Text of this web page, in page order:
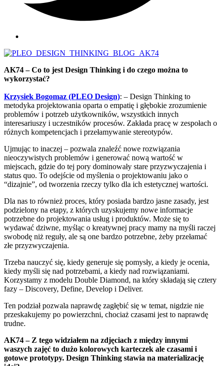
AK74 – Co to jest Design Thinking i do czego można to
wykorzystać?
Krzysiek Bogomaz (PLEO Design): – Design Thinking to
metodyka projektowania oparta o empatię i głębokie zrozumienie
problemów i potrzeb użytkowników, wszystkich innych
interesariuszy i uczestników procesów. Zakłada pracę w zespołach o
różnych kompetencjach i przełamywanie stereotypów.
Ujmując to inaczej – pozwala znaleźć nowe rozwiązania
nieoczywistych problemów i generować nową wartość w
miejscach, gdzie do tej pory dominowały stare przyzwyczajenia i
status quo. To odejście od myślenia o projektowaniu jako o
“dizajnie”, od tworzenia rzeczy tylko dla ich estetycznej wartości.
Dla nas to również proces, który posiada bardzo jasne zasady, jest
podzielony na etapy, z których uzyskujemy nowe informacje
potrzebne do projektowania usług i produktów. Może się to
wydawać dziwne, myśląc o kreatywnej pracy mamy na myśli raczej
swobodę niż reguły, ale są one bardzo potrzebne, żeby przełamać
złe przyzwyczajenia.
Trzeba nauczyć się, kiedy generuje się pomysły, a kiedy je ocenia,
kiedy myśli się nad potrzebami, a kiedy nad rozwiązaniami.
Korzystamy z modelu Double Diamond, na który składają się cztery
fazy – Discovery, Define, Develop i Deliver.
Ten podział pozwala naprawdę zagłębić się w temat, nigdzie nie
przeskakujemy po powierzchni, chociaż czasami jest to naprawdę
trudne.
AK74 – Z tego widziałem na zdjęciach z między innymi
waszych zajęć to dużo kolorowych karteczek ale czasami i
gotowe prototypy. Design Thinking stawia na materializację